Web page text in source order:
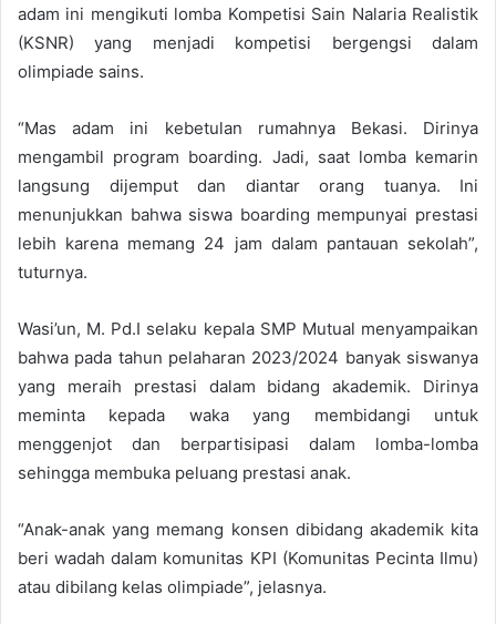
adam ini mengikuti lomba Kompetisi Sain Nalaria Realistik
(KSNR) yang menjadi kompetisi bergengsi dalam
olimpiade sains.
“Mas adam ini kebetulan rumahnya Bekasi. Dirinya
mengambil program boarding. Jadi, saat lomba kemarin
langsung dijemput dan diantar orang tuanya. Ini
menunjukkan bahwa siswa boarding mempunyai prestasi
lebih karena memang 24 jam dalam pantauan sekolah”,
tuturnya.
Wasi’un, M. Pd.I selaku kepala SMP Mutual menyampaikan
bahwa pada tahun pelaharan 2023/2024 banyak siswanya
yang meraih prestasi dalam bidang akademik. Dirinya
meminta kepada waka yang membidangi untuk
menggenjot dan berpartisipasi dalam lomba-lomba
sehingga membuka peluang prestasi anak.
“Anak-anak yang memang konsen dibidang akademik kita
beri wadah dalam komunitas KPI (Komunitas Pecinta Ilmu)
atau dibilang kelas olimpiade”, jelasnya.